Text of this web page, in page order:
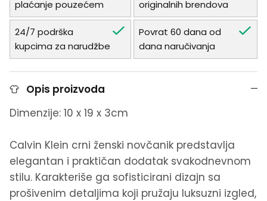
plaćanje pouzećem
originalnih brendova
24/7 podrška
kupcima za narudžbe
Povrat 60 dana od
dana naručivanja
Opis proizvoda
Dimenzije: 10 x 19 x 3cm
Calvin Klein crni ženski novčanik predstavlja
elegantan i praktičan dodatak svakodnevnom
stilu. Karakteriše ga sofisticirani dizajn sa
prošivenim detaljima koji pružaju luksuzni izgled,